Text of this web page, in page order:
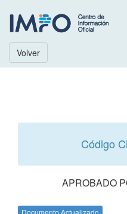
Volver
Código
APROBADO
Documento Actualizado